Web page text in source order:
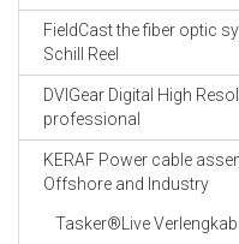
FieldCast the fiber optic
Schill Reel
DVIGear Digital High
professional
KERAF Power cable
Offshore and Industry
Tasker®Live